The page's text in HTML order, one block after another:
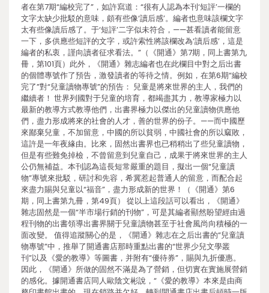
者在第7期“編校完了”，如許寫道：“很有人認為本刊‘短評’一欄的
文字太缺少批駁的意味，頗有些像‘讀后感’。編者也意味該欄文字
太有些像讀后感了。于‘短評’二字似未符合，——甚看讀者能留意
一下，多供應些短評的文字，或許索性將該欄改為‘讀后感’，這是
編者的私衷，謹向讀者征求看法。”（《開通》第7期，同上書第九
冊，第101頁）此外，《開通》雜志編者也在此欄目中對之后出書
的個體專號作了預告，激發讀者的等待之情。例如，在第6期“編校
完了”對“兒童讀物專號”的預告： 兒童是將來世界的主人，我們的
繼續者！ 世界列國對于兒童的培育，都竭盡其力，教導家極力以
最新的教導方式教導他們，出書界極力以傑出的兒童讀物供應他
們，盡力形成將來的社會的人才，善的世界的份子。——而中國歷
來鄙棄兒童，不加留意，中國的所以貧弱，中國社會的所以窳敗，
這許是一年夜緣由。比來，固然出書界也已稍稍出了些兒童讀物，
但是有些難免掉檢，不曾留意到兒童自己，成果于將來世界的主人
公仍無補益。本刊認為這長短常嚴重的題目，擬出一個“兒童讀
物”專號來批駁，研討和先容，希冀惹起普通人的留意，而配合起
來盡力賜與兒童以“福音”，盡力形成新的世界！（《開通》第6
期，同上書第九冊，第49頁） 從以上這段話可以看出，《開通》
雜志固然是一個“半市場行銷的刊物”，可是其編者顯然盼望經由過
程刊物的出書領導出書界關于兒童讀物甚至于社會風尚向積極的一
面改變。 值得追蹤關心的是，《開通》雜志在之后出書的“兒童讀
物專號”中，推舉了開通書店那時重點出書的“世界少兒文學叢
刊”以及《愛的教導》等圖書，并附有“優待券”，賜與九折優惠。
因此，《開通》所做的固然不滿是為了營銷，但切實在實施展營銷
的感化。據開通書店同人歐陰文彬說，“《愛的教導》本來是由商